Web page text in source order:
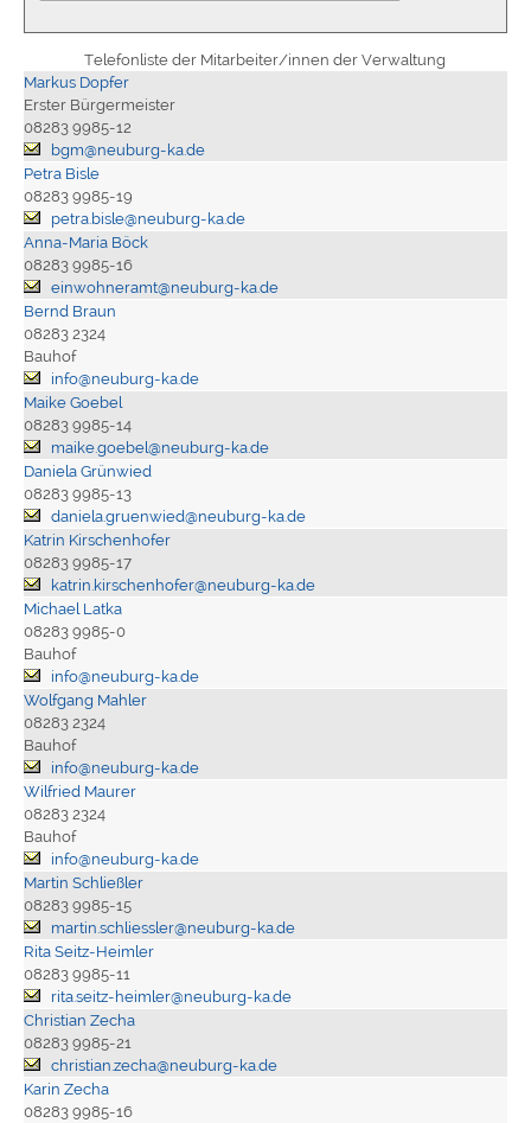
Telefonliste der Mitarbeiter/innen der Verwaltung
Markus Dopfer
Erster Bürgermeister
08283 9985-12
bgm@neuburg-ka.de
Petra Bisle
08283 9985-19
petra.bisle@neuburg-ka.de
Anna-Maria Böck
08283 9985-16
einwohneramt@neuburg-ka.de
Bernd Braun
08283 2324
Bauhof
info@neuburg-ka.de
Maike Goebel
08283 9985-14
maike.goebel@neuburg-ka.de
Daniela Grünwied
08283 9985-13
daniela.gruenwied@neuburg-ka.de
Katrin Kirschenhofer
08283 9985-17
katrin.kirschenhofer@neuburg-ka.de
Michael Latka
08283 9985-0
Bauhof
info@neuburg-ka.de
Wolfgang Mahler
08283 2324
Bauhof
info@neuburg-ka.de
Wilfried Maurer
08283 2324
Bauhof
info@neuburg-ka.de
Martin Schließler
08283 9985-15
martin.schliessler@neuburg-ka.de
Rita Seitz-Heimler
08283 9985-11
rita.seitz-heimler@neuburg-ka.de
Christian Zecha
08283 9985-21
christian.zecha@neuburg-ka.de
Karin Zecha
08283 9985-16